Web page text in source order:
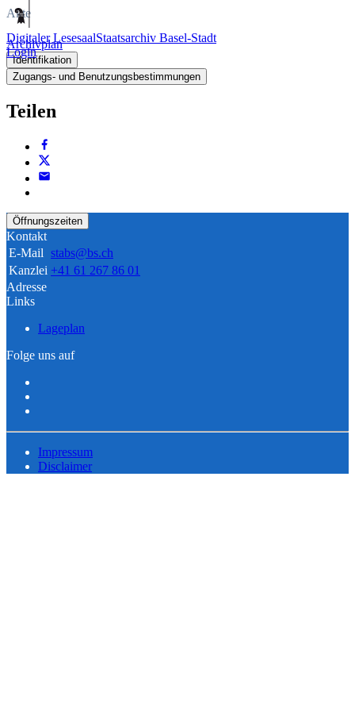
Digitaler LesesaalStaatsarchiv Basel-Stadt
Login
Akte
Archivplan
Identifikation
Zugangs- und Benutzungsbestimmungen
Teilen
Öffnungszeiten
Kontakt
E-Mail stabs@bs.ch
Kanzlei +41 61 267 86 01
Adresse
Links
Lageplan
Folge uns auf
Impressum
Disclaimer